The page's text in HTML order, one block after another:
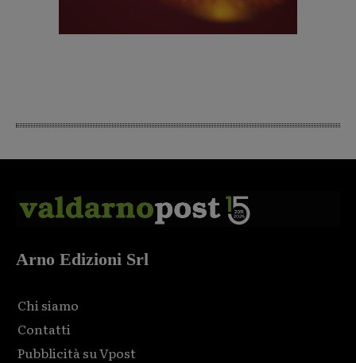
Arno Edizioni Srl
Chi siamo
Contatti
Pubblicità su Vpost